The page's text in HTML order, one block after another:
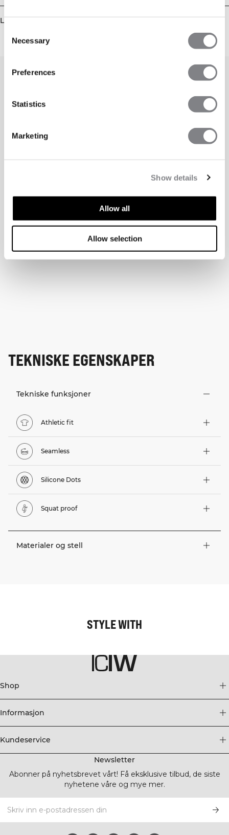
Selection
Necessary
Preferences
Statistics
Marketing
Show details
Allow all
Allow selection
Lignende produkter
TEKNISKE EGENSKAPER
Tekniske funksjoner
Athletic fit
Seamless
Silicone Dots
Squat proof
Materialer og stell
STYLE WITH
Shop
Informasjon
Kundeservice
Newsletter
Abonner på nyhetsbrevet vårt! Få eksklusive tilbud, de siste
nyhetene våre og mye mer.